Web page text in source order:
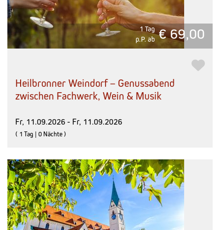
1 Tag
p.P. ab € 69,00
Heilbronner Weindorf – Genussabend
zwischen Fachwerk, Wein & Musik
Fr, 11.09.2026 - Fr, 11.09.2026
( 1 Tag | 0 Nächte )